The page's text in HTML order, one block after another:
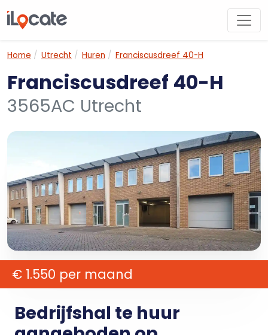
Home Utrecht Huren Franciscusdreef 40-H
Franciscusdreef 40-H
3565AC Utrecht
€ 1.550 per maand
Bedrijfshal te huur